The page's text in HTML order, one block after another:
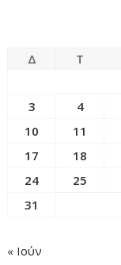
Δ Τ
3
4
10
11
17
18
24
25
31
« Ιούν